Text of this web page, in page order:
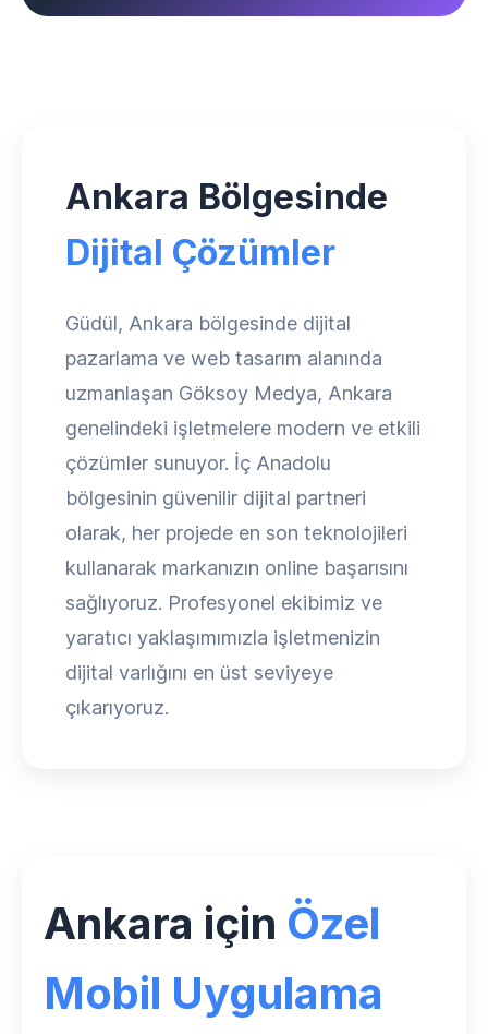
Ankara Bölgesinde
Dijital Çözümler
Güdül, Ankara bölgesinde dijital
pazarlama ve web tasarım alanında
uzmanlaşan Göksoy Medya, Ankara
genelindeki işletmelere modern ve etkili
çözümler sunuyor. İç Anadolu
bölgesinin güvenilir dijital partneri
olarak, her projede en son teknolojileri
kullanarak markanızın online başarısını
sağlıyoruz. Profesyonel ekibimiz ve
yaratıcı yaklaşımımızla işletmenizin
dijital varlığını en üst seviyeye
çıkarıyoruz.
Ankara için Özel
Mobil Uygulama